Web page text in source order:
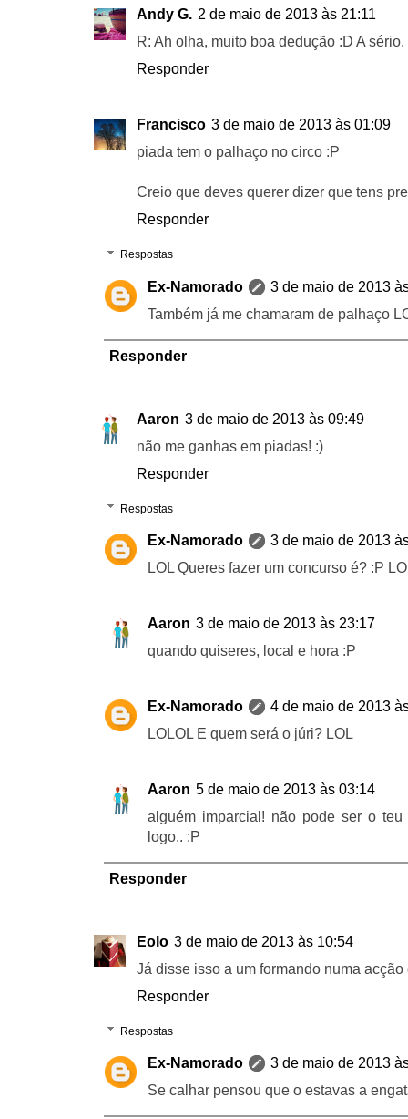
Andy G. 2 de maio de 2013 às 21:11
R: Ah olha, muito boa dedução :D A
Responder
Francisco 3 de maio de 2013 às 01:09
piada tem o palhaço no circo :P
Creio que deves querer dizer que tens
Responder
Respostas
Ex-Namorado
3 de maio de 2013
Também já me chamaram de palhaço
Responder
Aaron 3 de maio de 2013 às 09:49
não me ganhas em piadas! :)
Responder
Respostas
Ex-Namorado
3 de maio de 2013
LOL Queres fazer um concurso é? :P
Aaron 3 de maio de 2013 às 23:17
quando quiseres, local e hora :P
Ex-Namorado
4 de maio de 2013
LOLOL E quem será o júri? LOL
Aaron 5 de maio de 2013 às 03:14
alguém imparcial! não pode ser o
logo.. :P
Responder
Eolo 3 de maio de 2013 às 10:54
Já disse isso a um formando numa
Responder
Respostas
Ex-Namorado
3 de maio de 2013
Se calhar pensou que o estavas a